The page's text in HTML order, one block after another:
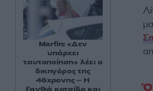
Marfin: «Δεν
υπάρχει
ταυτοποίηση» λέει ο
δικηγόρος της
46χρονης – Η